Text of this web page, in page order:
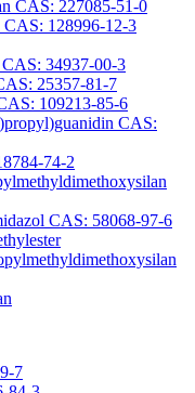
CAS: 227085-51-0
128996-12-3
34937-00-3
25357-81-7
109213-85-6
CAS:
74-2
CAS: 58068-97-6
7